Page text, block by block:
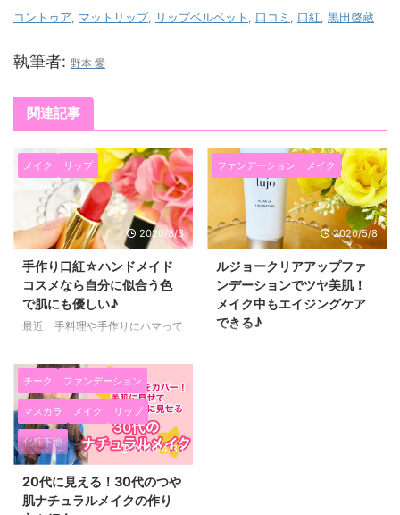
コントゥア マットリップ, リップベルベット 口コミ 口紅 黒田啓蔵
執筆者: 野本 愛
関連記事
メイク リップ
2020/8/3
手作り口紅☆ハンドメイド
コスメなら自分に似合う色
で肌にも優しい♪
最近、手料理や手作りにハマって
どをしているんですけど、 始め
て、口紅を手作りしてみました！
すごく楽しい～～！！ こんな簡
単に口紅が作れるんだったら、
買わないでも自分で作ってもいい
んじゃないかなって思いました
(*^▽^*) 売り物の口紅のような形
にするシリコンや、 本格的なリ
ップケースも今販売されているん
ファンデーション メイク
2020/5/8
ルジョークリアアップファ
ンデーションでツヤ美肌！
メイク中もエイジングケア
できる♪
チーク ファンデーション
マスカラ メイク リップ
化粧下地
2020/4/30
20代に見える！30代のつや
肌ナチュラルメイクの作り